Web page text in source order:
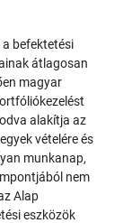
a befektetési
átlagosan
magyar
alakítja az
vételére és
munkanap,
nem
Alap
eszközök